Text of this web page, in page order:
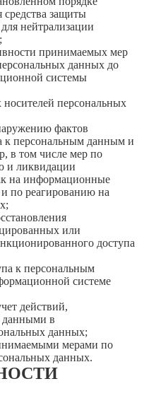
средства защиты
нейтрализации
принимаемых мер
данных до
системы
персональных
фактов
к персональным данным и
в том числе мер по
и ликвидации
на информационные
по реагированию на
или
доступа
к персональным
системе
действий,
данными в
данных;
мерами по
данных.